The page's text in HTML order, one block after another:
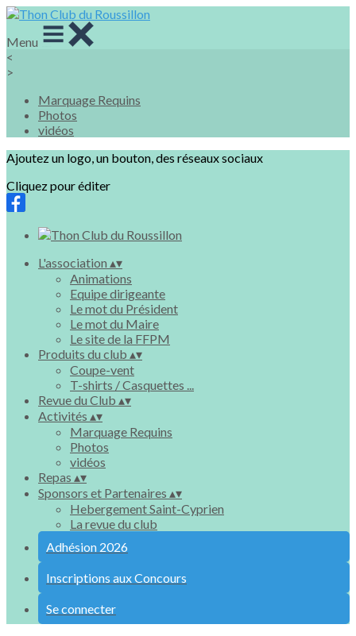
Menu
<
>
Marquage Requins
Photos
vidéos
Ajoutez un logo, un bouton, des réseaux sociaux
Cliquez pour éditer
L'association ▴▾
Animations
Equipe dirigeante
Le mot du Président
Le mot du Maire
Le site de la FFPM
Produits du club ▴▾
Coupe-vent
T-shirts / Casquettes ...
Revue du Club ▴▾
Activités ▴▾
Marquage Requins
Photos
vidéos
Repas ▴▾
Sponsors et Partenaires ▴▾
Hebergement Saint-Cyprien
La revue du club
Adhésion 2026
Inscriptions aux Concours
Se connecter